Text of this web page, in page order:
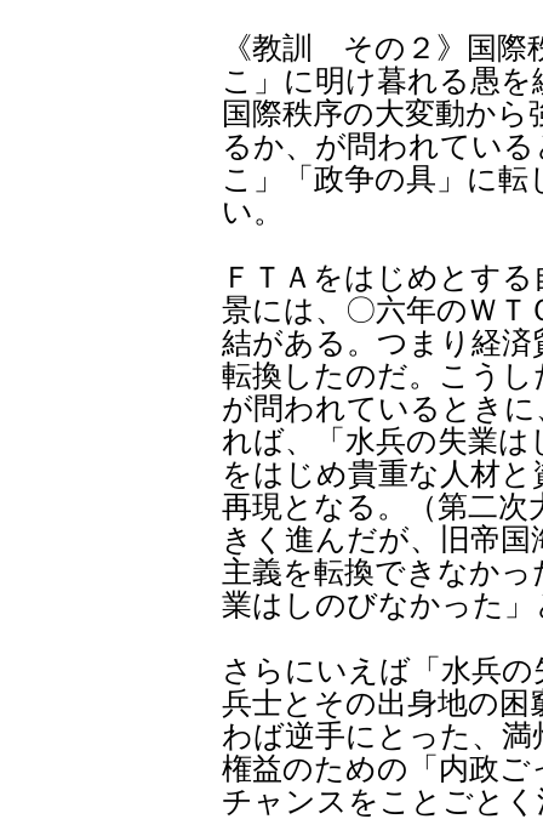
《教訓 その２》国際
こ」に明け暮れる愚を
国際秩序の大変動か
るか、が問われてい
こ」「政争の具」に
い。
ＦＴＡをはじめとす
景には、〇六年のＷＴ
結がある。つまり経
転換したのだ。こう
が問われているとき
れば、「水兵の失業
をはじめ貴重な人材
再現となる。（第二次
きく進んだが、旧帝
主義を転換できなか
業はしのびなかった
さらにいえば「水兵
兵士とその出身地の
わば逆手にとった、
権益のための「内政
チャンスをことごと